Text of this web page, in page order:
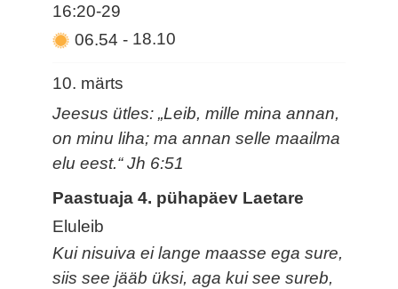
16:20-29
06.54- 18.10
10. märts
Jeesus ütles: „Leib, mille mina annan,
on minu liha; ma annan selle maailma
elu eest.“ Jh 6:51
Paastuaja 4. pühapäev Laetare
Eluleib
Kui nisuiva ei lange maasse ega sure,
siis see jääb üksi, aga kui see sureb,